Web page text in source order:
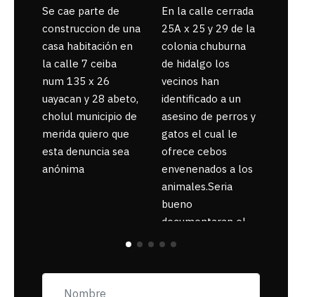
Se cae parte de
construccion de una
casa habitación en
la calle 7 ceiba
num 135 x 26
uayacan y 28 abeto,
cholul municipio de
merida quiero que
esta denuncia sea
anónima
En la calle cerrada
25A x 25 y 29 de la
colonia chuburna
de hidalgo los
vecinos han
identificado a un
asesino de perros y
gatos el cual le
ofrece cebos
envenenados a los
animales.Seria
bueno
documentaran el
suceso ya que la
pancartas de